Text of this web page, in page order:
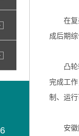
在复杂
成后期
凸轮转
完成工
制、运
安徽国